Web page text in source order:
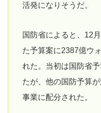
活発になりそうだ。
国防省によると、12
た予算案に2387億ウ
れた。当初は国防省
たが、他の国防予算
事業に配分された。